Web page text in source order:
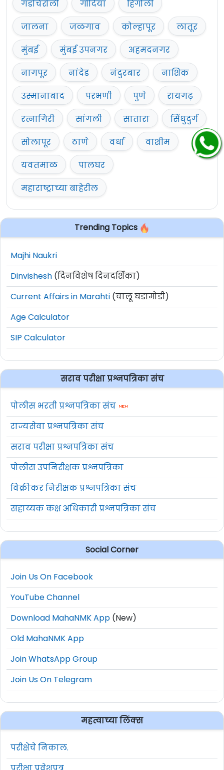
गडचिरोली
गोंदिया
हिंगोली
जालना
जळगाव कोल्हापूर
लातूर
मुंबई
मुंबई उपनगर
अहमदनगर
नागपूर
नांदेड नंदुरबार
नाशिक
उस्मानाबाद
परभणी पुणे
रायगढ़
रत्नागिरी
सांगली सातारा
सिंधुदुर्ग
सोलापूर
ठाणे वर्धा
वाशीम
यवतमाळ
पालघर
महाराष्ट्राच्या बाहेरील
Trending Topics
Majhi Naukri
Dinvishesh (दिनविशेष दिनदर्शिका)
Current Affairs in Marahti (चालू घडामोडी)
Age Calculator
SIP Calculator
सराव परीक्षा प्रश्नपत्रिका संच
पोलीस भरती प्रश्नपत्रिका संच
राज्यसेवा प्रश्नपत्रिका संच
सराव परीक्षा प्रश्नपत्रिका संच
पोलीस उपनिरीक्षक प्रश्नपत्रिका
विक्रीकर निरीक्षक प्रश्नपत्रिका संच
सहाय्यक कक्ष अधिकारी प्रश्नपत्रिका संच
Social Corner
Join Us On Facebook
YouTube Channel
Download MahaNMK App (New)
Old MahaNMK App
Join WhatsApp Group
Join Us On Telegram
महत्वाच्या लिंक्स
परीक्षेचे निकाल.